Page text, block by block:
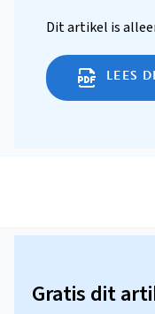
Dit artikel is
LEES
Gratis dit